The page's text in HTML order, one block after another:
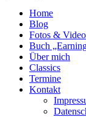
Home
Blog
Fotos &
Buch
Über mich
Classics
Termine
Kontakt